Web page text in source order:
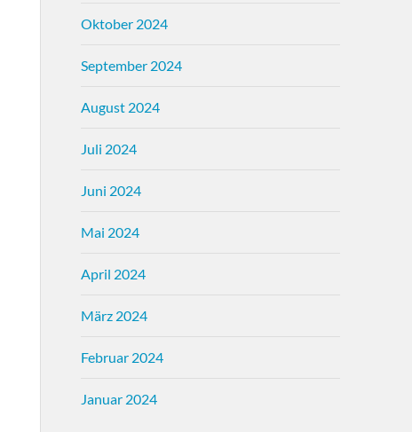
Oktober 2024
September 2024
August 2024
Juli 2024
Juni 2024
Mai 2024
April 2024
März 2024
Februar 2024
Januar 2024